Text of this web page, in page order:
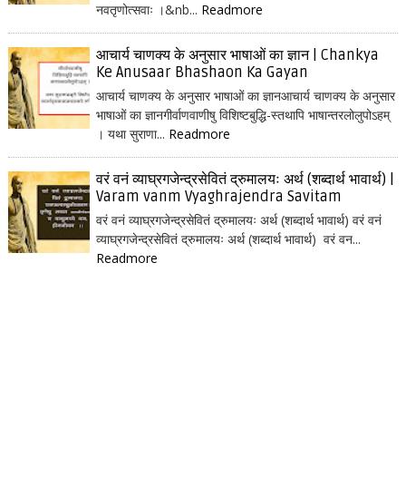
नवतृणोत्सवाः ।&nb... Readmore
आचार्य चाणक्य के अनुसार भाषाओं का ज्ञान | Chankya
Ke Anusaar Bhashaon Ka Gayan
आचार्य चाणक्य के अनुसार भाषाओं का ज्ञानआचार्य चाणक्य के अनुसार
भाषाओं का ज्ञानगीर्वाणवाणीषु विशिष्टबुद्धि-स्तथापि भाषान्तरलोलुपोऽहम्
। यथा सुराणा... Readmore
वरं वनं व्याघ्रगजेन्द्रसेवितं द्रुमालयः अर्थ (शब्दार्थ भावार्थ) |
Varam vanm Vyaghrajendra Savitam
वरं वनं व्याघ्रगजेन्द्रसेवितं द्रुमालयः अर्थ (शब्दार्थ भावार्थ) वरं वनं
व्याघ्रगजेन्द्रसेवितं द्रुमालयः अर्थ (शब्दार्थ भावार्थ) वरं वन...
Readmore